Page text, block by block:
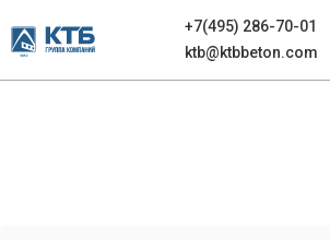
+7(495) 286-70-01
ktb@ktbbeton.com